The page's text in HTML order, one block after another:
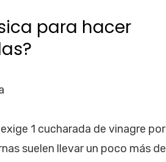
para hacer
1 cucharada de vinagre por
suelen llevar un poco más de